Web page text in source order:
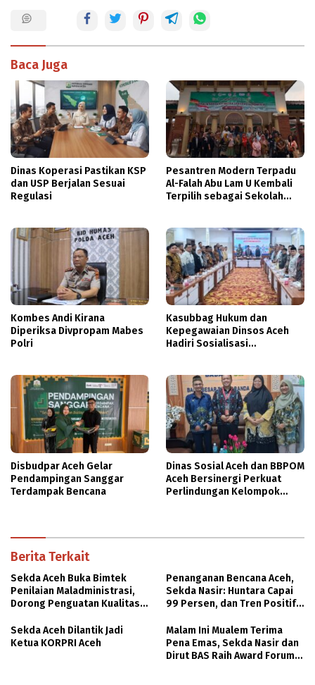
Baca Juga
Dinas Koperasi Pastikan KSP
dan USP Berjalan Sesuai
Regulasi
Pesantren Modern Terpadu
Al-Falah Abu Lam U Kembali
Terpilih sebagai Sekolah
Kombes Andi Kirana
Diperiksa Divpropam Mabes
Polri
Kasubbag Hukum dan
Kepegawaian Dinsos Aceh
Hadiri Sosialisasi
Disbudpar Aceh Gelar
Pendampingan Sanggar
Terdampak Bencana
Dinas Sosial Aceh dan BBPOM
Aceh Bersinergi Perkuat
Perlindungan Kelompok
Berita Terkait
Sekda Aceh Buka Bimtek
Penilaian Maladministrasi,
Dorong Penguatan Kualitas
Penanganan Bencana Aceh,
Sekda Nasir: Huntara Capai
99 Persen, dan Tren Positif
Sekda Aceh Dilantik Jadi
Ketua KORPRI Aceh
Malam Ini Mualem Terima
Pena Emas, Sekda Nasir dan
Dirut BAS Raih Award Forum